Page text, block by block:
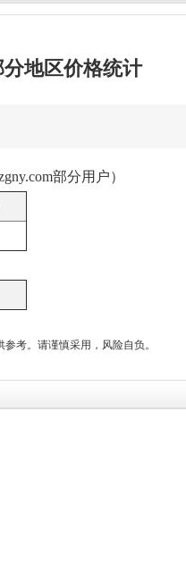
分地区价格统计
部分用户）
考。请谨慎采用，风险自负。